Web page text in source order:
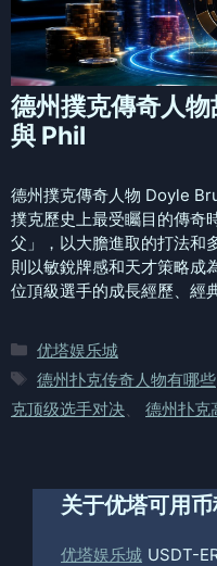
德州撲克傳奇人
與 Phil
德州撲克傳奇人物 Doyle
撲克歷史上最受矚目的傳奇
父」，以大膽進取的打法和
則以敏銳牌感和天才策略成
位頂級選手的成長經歷、經
分
类
优塔娱乐城
标
签
德州扑克传奇人物有哪些
克顶级选手对决
德州扑克
关于优塔
优塔娱乐城
可用
USDT-